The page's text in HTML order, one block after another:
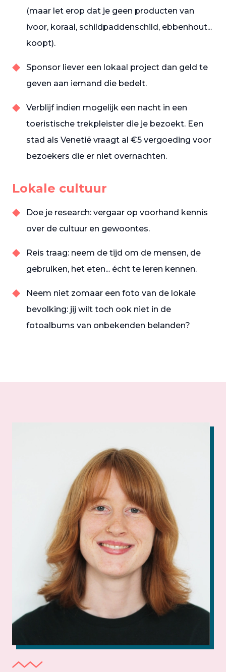
(maar let erop dat je geen producten van
ivoor, koraal, schildpaddenschild, ebbenhout...
koopt).
Sponsor liever een lokaal project dan geld te
geven aan iemand die bedelt.
Verblijf indien mogelijk een nacht in een
toeristische trekpleister die je bezoekt. Een
stad als Venetië vraagt al €5 vergoeding voor
bezoekers die er niet overnachten.
Lokale cultuur
Doe je research: vergaar op voorhand kennis
over de cultuur en gewoontes.
Reis traag: neem de tijd om de mensen, de
gebruiken, het eten... écht te leren kennen.
Neem niet zomaar een foto van de lokale
bevolking: jij wilt toch ook niet in de
fotoalbums van onbekenden belanden?